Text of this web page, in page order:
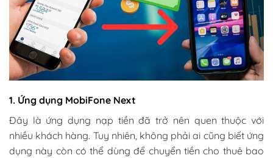
1. Ứng dụng MobiFone Next
Đây là ứng dụng nạp tiền đã trở nên quen thuộc với
nhiều khách hàng. Tuy nhiên, không phải ai cũng biết ứng
dụng này còn có thể dùng để chuyển tiền cho thuê bao